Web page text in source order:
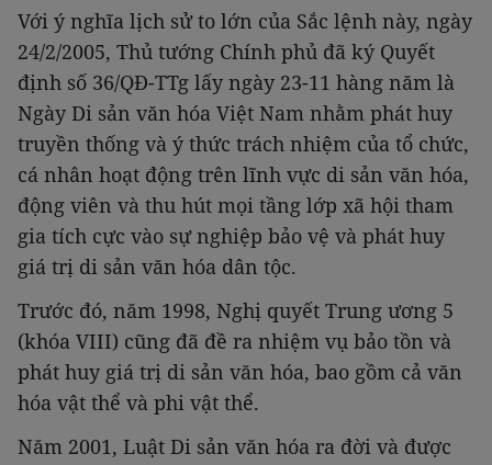
Với ý nghĩa lịch sử to lớn của Sắc lệnh này, ngày
24/2/2005, Thủ tướng Chính phủ đã ký Quyết
định số 36/QĐ-TTg lấy ngày 23-11 hàng năm là
Ngày Di sản văn hóa Việt Nam nhằm phát huy
truyền thống và ý thức trách nhiệm của tổ chức,
cá nhân hoạt động trên lĩnh vực di sản văn hóa,
động viên và thu hút mọi tầng lớp xã hội tham
gia tích cực vào sự nghiệp bảo vệ và phát huy
giá trị di sản văn hóa dân tộc.
Trước đó, năm 1998, Nghị quyết Trung ương 5
(khóa VIII) cũng đã đề ra nhiệm vụ bảo tồn và
phát huy giá trị di sản văn hóa, bao gồm cả văn
hóa vật thể và phi vật thể.
Năm 2001, Luật Di sản văn hóa ra đời và được